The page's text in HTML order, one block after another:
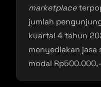
marketplace
jumlah
kuartal 4 tahun
menyediakan jasa
modal